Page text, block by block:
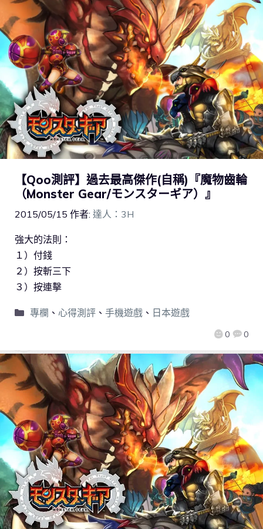
【Qoo測評】過去最高傑作(自稱)『魔物齒輪
（Monster Gear/モンスターギア）』
2015/05/15 作者: 達人：3H
0 0
強大的法則：
１）付錢
２）按斬三下
３）按連擊
專欄 、 心得測評、 手機遊戲、 日本遊戲